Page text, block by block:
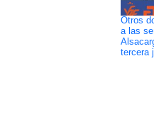
Otros
a las
tercera